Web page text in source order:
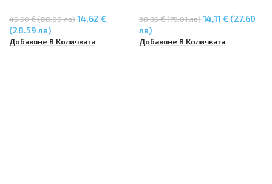
45,50 € (88.99 лв)14,62 €
(28.59 лв)
Добавяне В Количката
MS517dn/MX517de,
MS617dn/MX617de – 51B2000
38,35 € (75.01 лв)14,11 € (27.60
лв)
Добавяне В Количката